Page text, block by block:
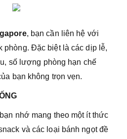
, bạn cần liên hệ với
phòng. Đặc biệt là các dịp lễ,
số lượng phòng hạn chế
bạn không trọn vẹn.
nhớ mang theo một ít thức
và các loại bánh ngọt đề